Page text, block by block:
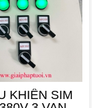
KHIỂN SIM